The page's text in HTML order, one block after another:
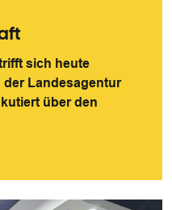
sich heute
der Landesagentur
über den